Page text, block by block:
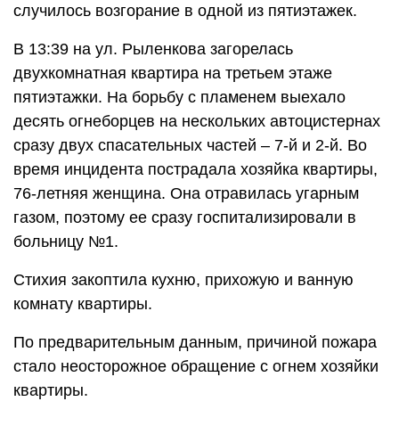
случилось возгорание в одной из пятиэтажек.
В 13:39 на ул. Рыленкова загорелась
двухкомнатная квартира на третьем этаже
пятиэтажки. На борьбу с пламенем выехало
десять огнеборцев на нескольких автоцистернах
сразу двух спасательных частей – 7-й и 2-й. Во
время инцидента пострадала хозяйка квартиры,
76-летняя женщина. Она отравилась угарным
газом, поэтому ее сразу госпитализировали в
больницу №1.
Стихия закоптила кухню, прихожую и ванную
комнату квартиры.
По предварительным данным, причиной пожара
стало неосторожное обращение с огнем хозяйки
квартиры.